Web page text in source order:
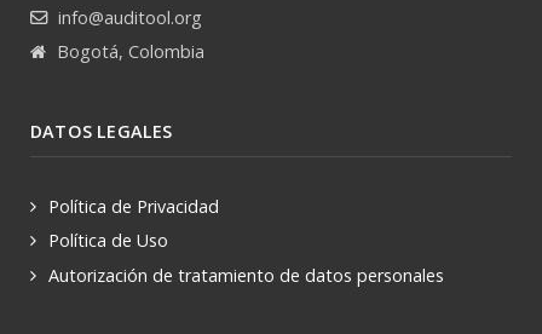
info@auditool.org
Bogotá, Colombia
DATOS LEGALES
Política de Privacidad
Política de Uso
Autorización de tratamiento de datos personales